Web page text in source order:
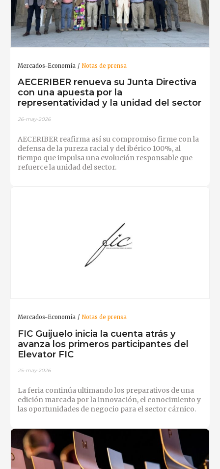
Mercados-Economía Notas de prensa
AECERIBER renueva su Junta Directiva
con una apuesta por la
representatividad y la unidad del sector
26-may-2026
AECERIBER reafirma así su compromiso firme con la
defensa de la pureza racial y del ibérico 100%, al
tiempo que impulsa una evolución responsable que
refuerce la unidad del sector.
Mercados-Economía Notas de prensa
FIC Guijuelo inicia la cuenta atrás y
avanza los primeros participantes del
Elevator FIC
25-may-2026
La feria continúa ultimando los preparativos de una
edición marcada por la innovación, el conocimiento y
las oportunidades de negocio para el sector cárnico.